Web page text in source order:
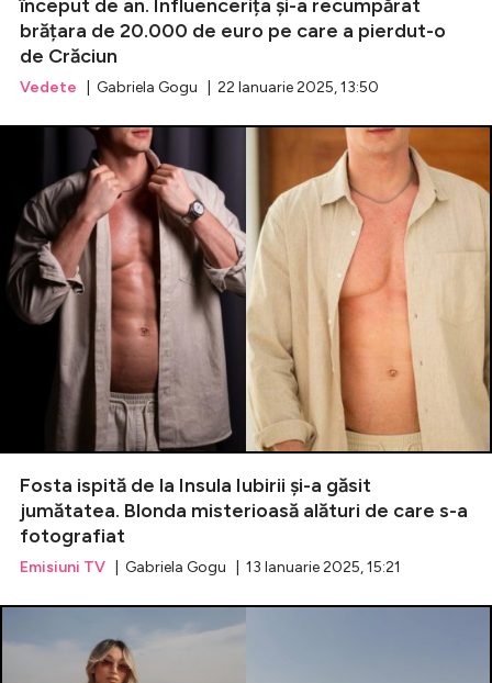
început de an. Influencerița și-a recumpărat
brățara de 20.000 de euro pe care a pierdut-o
de Crăciun
Vedete | Gabriela Gogu | 22 Ianuarie 2025, 13:50
Fosta ispită de la Insula Iubirii și-a găsit
jumătatea. Blonda misterioasă alături de care s-a
fotografiat
Emisiuni TV | Gabriela Gogu | 13 Ianuarie 2025, 15:21